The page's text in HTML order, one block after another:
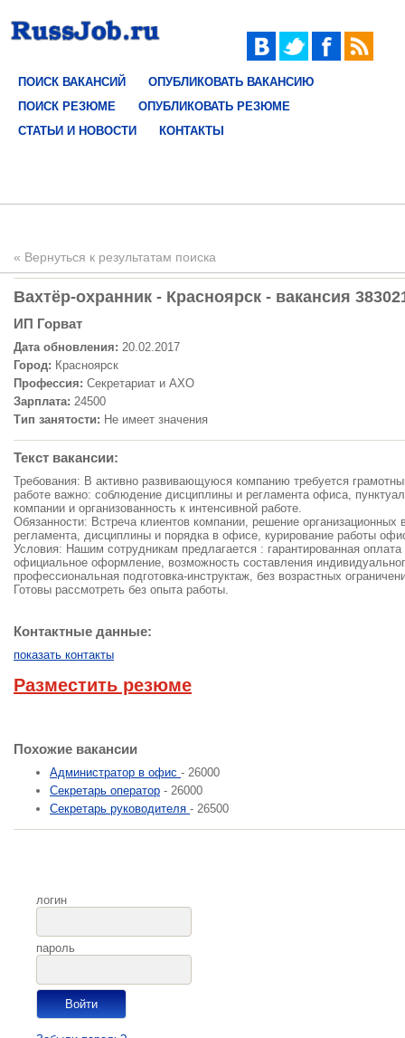
ПОИСК ВАКАНСИЙ
ОПУБЛИКОВАТЬ ВАКАНСИЮ
ПОИСК РЕЗЮМЕ
ОПУБЛИКОВАТЬ РЕЗЮМЕ
СТАТЬИ И НОВОСТИ
КОНТАКТЫ
« Вернуться к результатам поиска
Вахтёр-охранник - Красноярск - вакансия
ИП Горват
Дата обновления: 20.02.2017
Город: Красноярск
Профессия: Секретариат и АХО
Зарплата: 24500
Тип занятости: Не имеет значения
Текст вакансии:
Требования: В активно развивающуюся компанию требуется
работе важно: соблюдение дисциплины и регламента офиса,
компании и организованность к интенсивной работе.
Обязанности: Встреча клиентов компании, решение
регламента, дисциплины и порядка в офисе, курирование работы
Условия: Нашим сотрудникам предлагается : гарантированная
официальное оформление, возможность составления
профессиональная подготовка-инструктаж, без возрастных
Готовы рассмотреть без опыта работы.
Контактные данные:
показать контакты
Разместить резюме
Похожие вакансии
Администратор в офис - 26000
Секретарь оператор - 26000
Секретарь руководителя - 26500
логин
пароль